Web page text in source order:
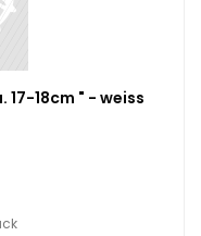
17-18cm " - weiss